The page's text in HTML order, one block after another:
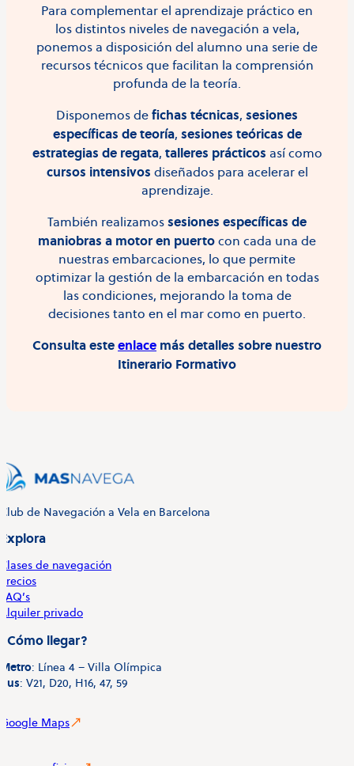
Para complementar el aprendizaje práctico en
los distintos niveles de navegación a vela,
ponemos a disposición del alumno una serie de
recursos técnicos que facilitan la comprensión
profunda de la teoría.
Disponemos defichas técnicas, sesiones
específicas de teoría, sesiones teóricas de
estrategias de regata, talleres prácticos así como
cursos intensivos diseñados para acelerar el
aprendizaje.
También realizamossesiones específicas de
maniobras a motor en puertocon cada una de
nuestras embarcaciones, lo que permite
optimizar la gestión de la embarcación en todas
las condiciones, mejorando la toma de
decisiones tanto en el mar como en puerto.
Consulta esteenlace más detalles sobre nuestro
Itinerario Formativo
Club de Navegación a Vela en Barcelona
Explora
Clases de navegación
Precios
FAQ’s
Alquiler privado
¿Cómo llegar?
Metro: Línea 4 – Villa Olímpica
Bus: V21, D20, H16, 47, 59
Google Maps